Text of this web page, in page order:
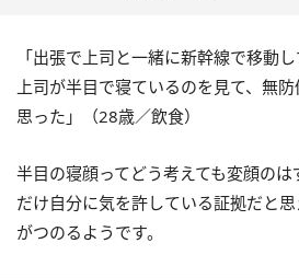
「出張で上司と一緒に新幹線で移動
上司が半目で寝ているのを見て、無
思った」（28歳／飲食）
半目の寝顔ってどう考えても変顔の
だけ自分に気を許している証拠だと
がつのるようです。